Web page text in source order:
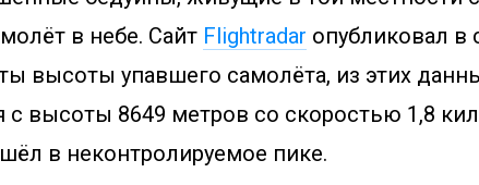
в небе. Сайт Flightradar опубликовал в
высоты упавшего самолёта, из этих
с высоты 8649 метров со скоростью 1,8
в неконтролируемое пике.